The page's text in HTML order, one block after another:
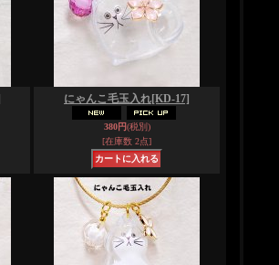
にゃんこ毛玉入れ[KD-17]
380円(税別)
[在庫数 2点]